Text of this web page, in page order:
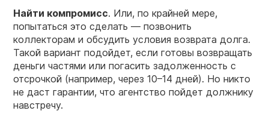
Найти компромисс. Или, по крайней мере,
попытаться это сделать — позвонить
коллекторам и обсудить условия возврата долга.
Такой вариант подойдет, если готовы возвращать
деньги частями или погасить задолженность с
отсрочкой (например, через 10–14 дней). Но никто
не даст гарантии, что агентство пойдет должнику
навстречу.